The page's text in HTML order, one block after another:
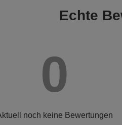
Echte
0
noch keine Bewertungen